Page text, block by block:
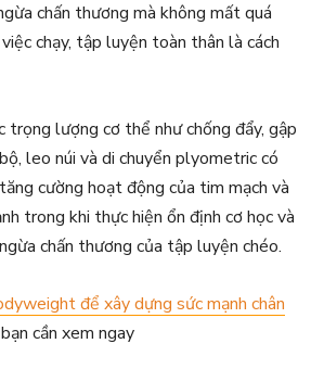
chấn thương mà không mất quá
chạy, tập luyện toàn thân là cách
trọng lượng cơ thể như chống đẩy, gập
leo núi và di chuyển plyometric có
cường hoạt động của tim mạch và
trong khi thực hiện ổn định cơ học và
chấn thương của tập luyện chéo.
để xây dựng sức mạnh chân
cần xem ngay